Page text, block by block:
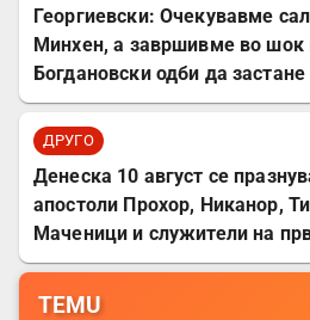
Георгиевски: Очекувавме
Минхен, а завршивме во шок
Богдановски одби да
ДРУГО
Денеска 10 август се
апостоли Прохор, Никанор,
Маченици и служители на
TEMU